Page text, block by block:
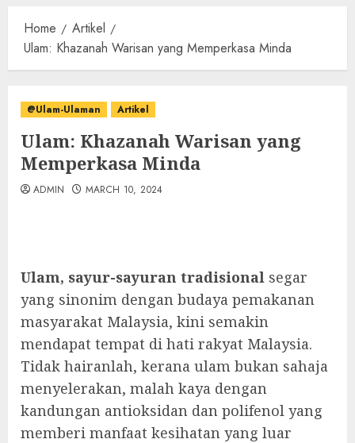
Home
Artikel
Ulam: Khazanah Warisan yang Memperkasa Minda
@Ulam-Ulaman Artikel
Ulam: Khazanah Warisan yang
Memperkasa Minda
ADMIN MARCH 10, 2024
Ulam, sayur-sayuran tradisional segar
yang sinonim dengan budaya pemakanan
masyarakat Malaysia, kini semakin
mendapat tempat di hati rakyat Malaysia.
Tidak hairanlah, kerana ulam bukan sahaja
menyelerakan, malah kaya dengan
kandungan antioksidan dan polifenol yang
memberi manfaat kesihatan yang luar